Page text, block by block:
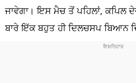
ਲਾਈਫ ਸਟਾਈਲ
ਜਾਵੇਗਾ। ਇਸ ਮੈਚ ਤੋਂ ਪਹਿਲਾਂ, ਕਪਿਲ
ਬਾਰੇ ਇੱਕ ਬਹੁਤ ਹੀ ਦਿਲਚਸਪ ਬਿਆਨ